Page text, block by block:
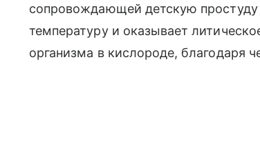
сопровождающей детскую
температуру и оказывает
организма в кислороде, благодаря